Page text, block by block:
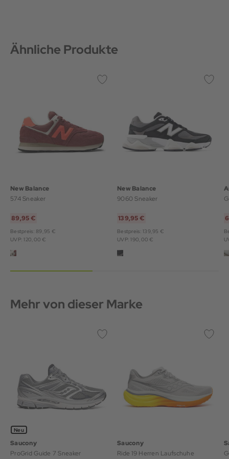
Ähnliche Produkte
New Balance
574 Sneaker
89,95 €
Bestpreis: 89,95 €
UVP: 120,00 €
New Balance
9060 Sneaker
139,95 €
Bestpreis: 139,95 €
UVP: 190,00 €
Mehr von dieser Marke
Neu
Saucony
ProGrid Guide 7 Sneaker
Saucony
Ride 19 Herren Laufschuhe